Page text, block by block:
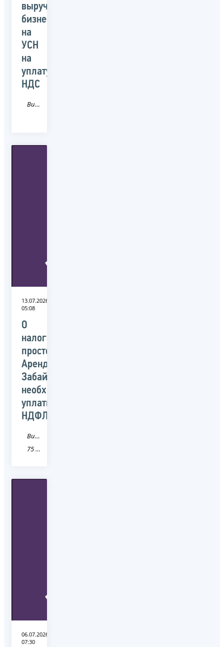
выручки
бизнеса
на
УСН
на
уплату
НДС
Видео
13.07.2026
05:08
О
налогах
просто:
Арендодателям
Забайкалья
необходимо
уплатить
НДФЛ
Видео
75 Забайкальский край
06.07.2026
07:30